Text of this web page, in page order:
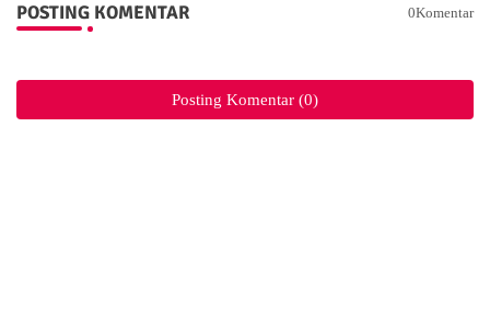
POSTING KOMENTAR 0Komentar
Posting Komentar (0)